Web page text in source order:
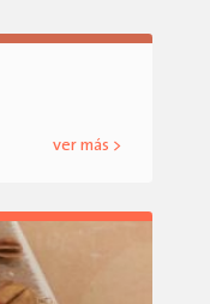
ver más >